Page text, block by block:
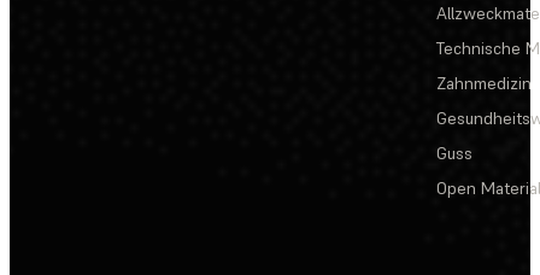
Technische
Zahnmedizin
Guss
Open